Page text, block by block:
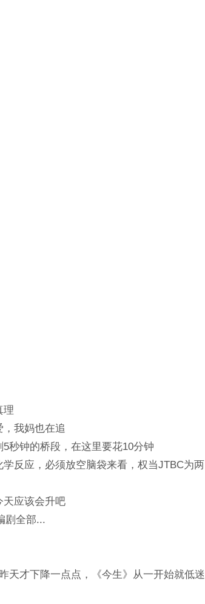
理
我妈也在追
秒钟的桥段，在这里要花10分钟
反应，必须放空脑袋来看，权当JTBC为两
天应该会升吧
剧全部...
天才下降一点点，《今生》从一开始就低迷